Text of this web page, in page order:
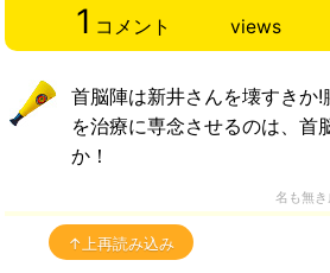
1 コメント views
首脳陣は新井さんを壊すきか
を治療に専念させるのは、首
か！
名も無き
↑上再読み込み